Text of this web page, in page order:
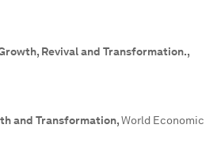
Revival and Transformation.,
and Transformation,World Economic